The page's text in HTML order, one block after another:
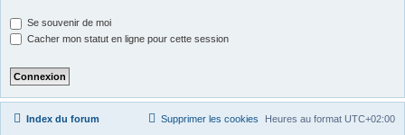
Se souvenir de moi
Cacher mon statut en ligne pour cette session
Index du forum Heures au format UTC+02:00
Supprimer les cookies